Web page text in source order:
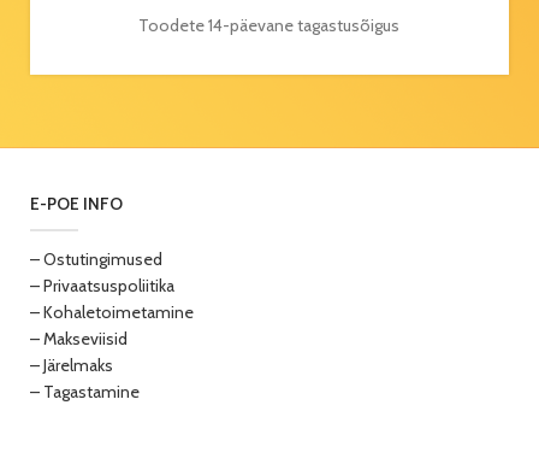
Toodete 14-päevane tagastusõigus
E-POE INFO
– Ostutingimused
– Privaatsuspoliitika
– Kohaletoimetamine
– Makseviisid
– Järelmaks
– Tagastamine